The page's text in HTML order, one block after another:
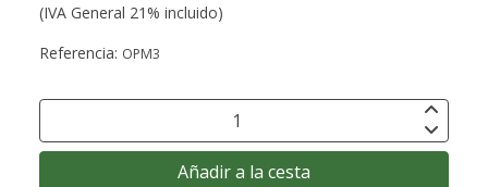
(IVA General 21% incluido)
Referencia: OPM3
Añadir a la cesta